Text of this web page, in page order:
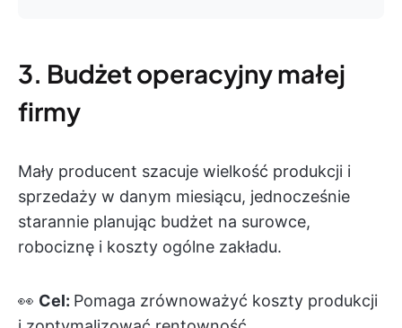
3. Budżet operacyjny małej
firmy
Mały producent szacuje wielkość produkcji i
sprzedaży w danym miesiącu, jednocześnie
starannie planując budżet na surowce,
robociznę i koszty ogólne zakładu.
👀 Cel: Pomaga zrównoważyć koszty produkcji